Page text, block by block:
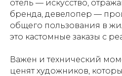
отель — искусство,
бренда, девелопер —
общего пользования в
это кастомные заказы с
Важен и технический
ценят художников,